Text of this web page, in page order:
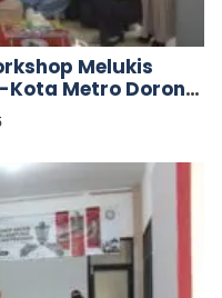
Melukis
Kota Metro Dorong
Usia Dini